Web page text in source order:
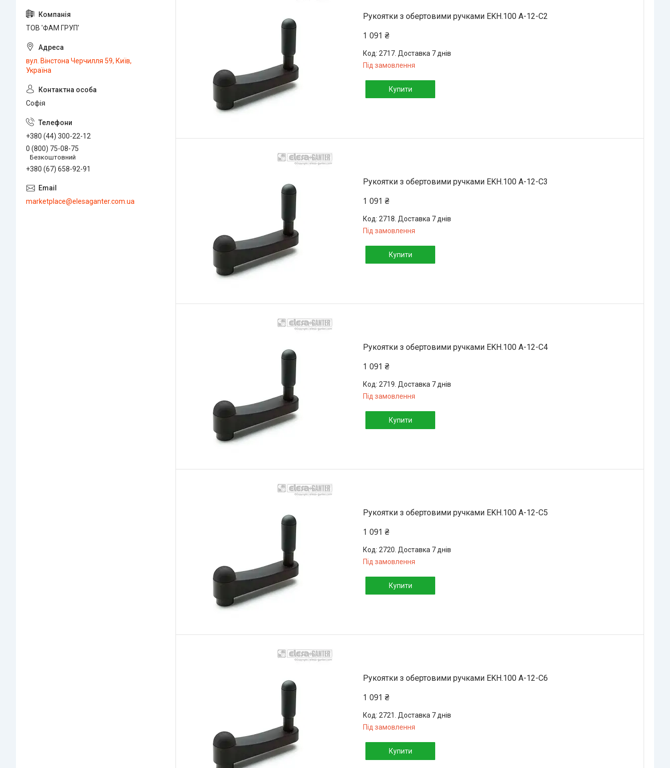
Рукоятки з обертовими ручками EKH.100 A-12-C2
1 091 ₴
2717. Доставка 7 днів
Під замовлення
Купити
Рукоятки з обертовими ручками EKH.100 A-12-C3
1 091 ₴
2718. Доставка 7 днів
Під замовлення
Купити
Рукоятки з обертовими ручками EKH.100 A-12-C4
1 091 ₴
2719. Доставка 7 днів
Під замовлення
Купити
Рукоятки з обертовими ручками EKH.100 A-12-C5
1 091 ₴
2720. Доставка 7 днів
Під замовлення
Купити
Рукоятки з обертовими ручками EKH.100 A-12-C6
1 091 ₴
2721. Доставка 7 днів
Під замовлення
Купити
ТОВ 'ФАМ ГРУП'
вул. Вінстона Черчилля 59, Київ,
Україна
Софія
+380 (44) 300-22-12
0 (800) 75-08-75
Безкоштовний
+380 (67) 658-92-91
marketplace@elesaganter.com.ua